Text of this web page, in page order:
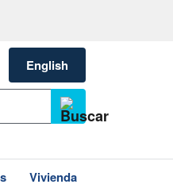
English
Vivienda